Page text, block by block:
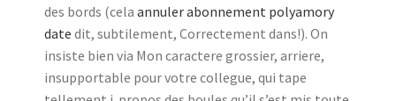
des bords (cela annuler abonnement polyamory
date dit, subtilement, Correctement dans!). On
insiste bien via Mon caractere grossier, arriere,
insupportable pour votre collegue, qui tape